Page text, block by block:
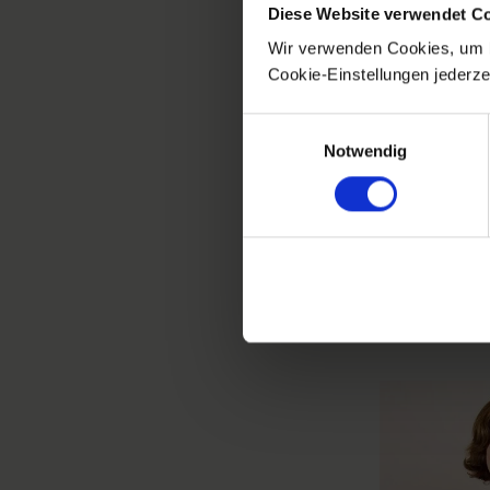
Diese Website verwendet
Wir verwenden Cookies,
Cookie-Einstellungen
Notwendig
Am 12. Juli
Schülern
verbessern
Engagement.
Danielle
Schüler sind
können.